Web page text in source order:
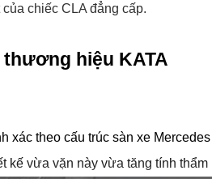
chiếc CLA đẳng cấp.
thương hiệu KATA
theo cấu trúc sàn xe
vừa vặn này vừa tăng tính